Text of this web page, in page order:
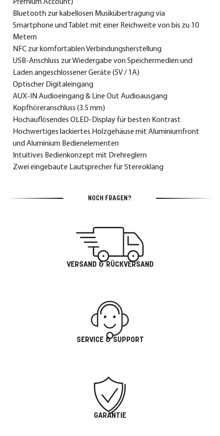
Premium Account)
Bluetooth zur kabellosen Musikübertragung via
Smartphone und Tablet mit einer Reichweite von bis zu 10
Metern
NFC zur komfortablen Verbindungsherstellung
USB-Anschluss zur Wiedergabe von Speichermedien und
Laden angeschlossener Geräte (5V / 1A)
Optischer Digitaleingang
AUX-IN Audioeingang & Line Out Audioausgang
Kopfhöreranschluss (3.5 mm)
Hochauflösendes OLED-Display für besten Kontrast
Hochwertiges lackiertes Holzgehäuse mit Aluminiumfront
und Aluminium Bedienelementen
Intuitives Bedienkonzept mit Drehreglern
Zwei eingebaute Lautsprecher für Stereoklang
NOCH FRAGEN?
VERSAND & RÜCKVERSAND
SERVICE & SUPPORT
GARANTIE